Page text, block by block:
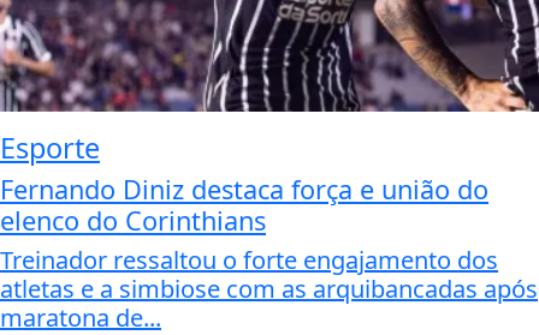
Esporte
Fernando Diniz destaca força e união do
elenco do Corinthians
Treinador ressaltou o forte engajamento dos
atletas e a simbiose com as arquibancadas após
maratona de...